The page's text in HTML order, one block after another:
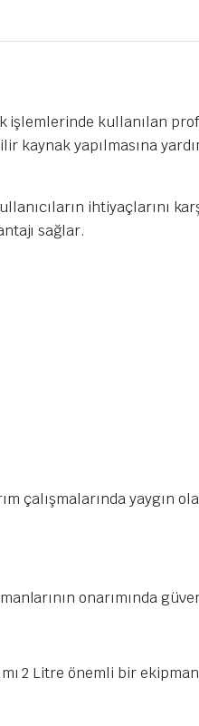
işlemlerinde kullanılan
yapılmasına
ihtiyaçlarını
sağlar.
çalışmalarında yaygın
onarımında
2 Litre önemli bir